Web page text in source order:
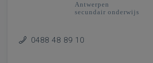
Antwerpen
secundair onderwijs
0488 48 89 10